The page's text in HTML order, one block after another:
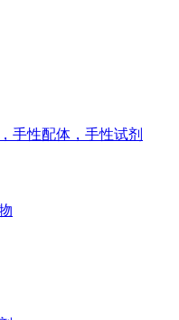
手性配体，手性试剂